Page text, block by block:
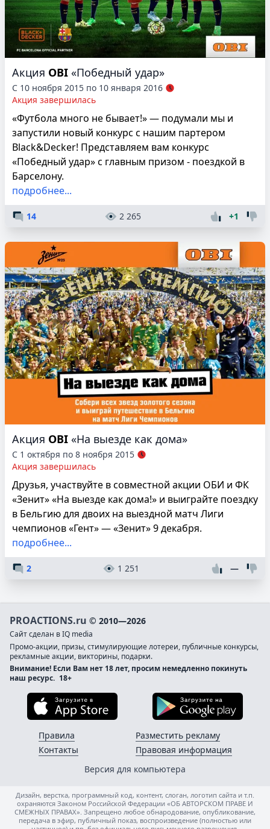
Акция OBI «Победный удар»
С 10 ноября 2015 по 10 января 2016
Акция завершилась
«Футбола много не бывает!» — подумали мы и
запустили новый конкурс с нашим партером
Black&Decker! Представляем вам конкурс
«Победный удар» с главным призом - поездкой в
Барселону.
подробнее...
14 2 265 +1
Акция OBI «На выезде как дома»
С 1 октября по 8 ноября 2015
Акция завершилась
Друзья, участвуйте в совместной акции ОБИ и ФК
«Зенит» «На выезде как дома!» и выиграйте поездку
в Бельгию для двоих на выездной матч Лиги
чемпионов «Гент» — «Зенит» 9 декабря.
подробнее...
2 1 251 —
PROACTIONS.ru © 2010—2026
Сайт сделан в IQ media
Промо-акции, призы, стимулирующие лотереи, публичные конкурсы,
рекламные акции, викторины, подарки.
Внимание! Если Вам нет 18 лет, просим немедленно покинуть
наш ресурс. 18+
Загрузите в App Store
Правила
Контакты
Разместить рекламу
Правовая информация
Версия для компьютера
Дизайн, верстка, программный код, контент, слоган, логотип сайта и т.п.
охраняются Законом Российской Федерации «ОБ АВТОРСКОМ ПРАВЕ И
СМЕЖНЫХ ПРАВАХ». Запрещено любое обнародование, опубликование,
передача в эфир, публичный показ, воспроизведение (полностью или